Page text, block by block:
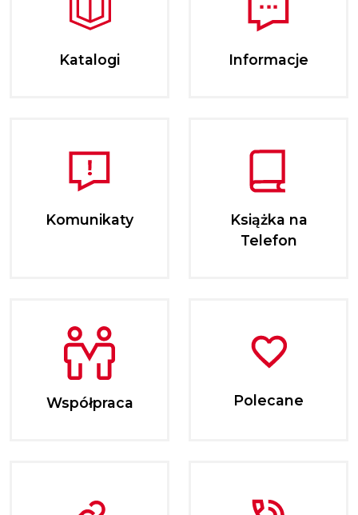
Katalogi Informacje
Komunikaty
Książka na
Telefon
Współpraca Polecane